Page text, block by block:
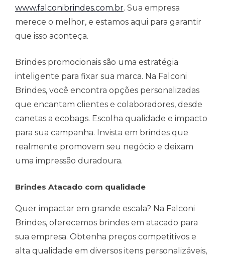
www.falconibrindes.com.br. Sua empresa
merece o melhor, e estamos aqui para garantir
que isso aconteça.
Brindes promocionais são uma estratégia
inteligente para fixar sua marca. Na Falconi
Brindes, você encontra opções personalizadas
que encantam clientes e colaboradores, desde
canetas a ecobags. Escolha qualidade e impacto
para sua campanha. Invista em brindes que
realmente promovem seu negócio e deixam
uma impressão duradoura.
Brindes Atacado com qualidade
Quer impactar em grande escala? Na Falconi
Brindes, oferecemos brindes em atacado para
sua empresa. Obtenha preços competitivos e
alta qualidade em diversos itens personalizáveis,